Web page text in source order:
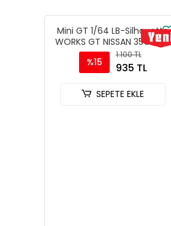
Mini GT 1/64 LB-Silhouette
WORKS GT NISSAN 35GT-RR
Ver.2 Blue - Blister Paket
MGT01124-BL
%15
1.100 TL
935 TL
SEPETE EKLE